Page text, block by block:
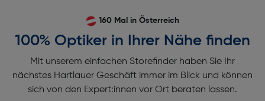
160 Mal in Österreich
100% Optiker in Ihrer Nähe finden
Mit unserem einfachen Storefinder haben Sie Ihr
nächstes Hartlauer Geschäft immer im Blick und können
sich von den Expert:innen vor Ort beraten lassen.